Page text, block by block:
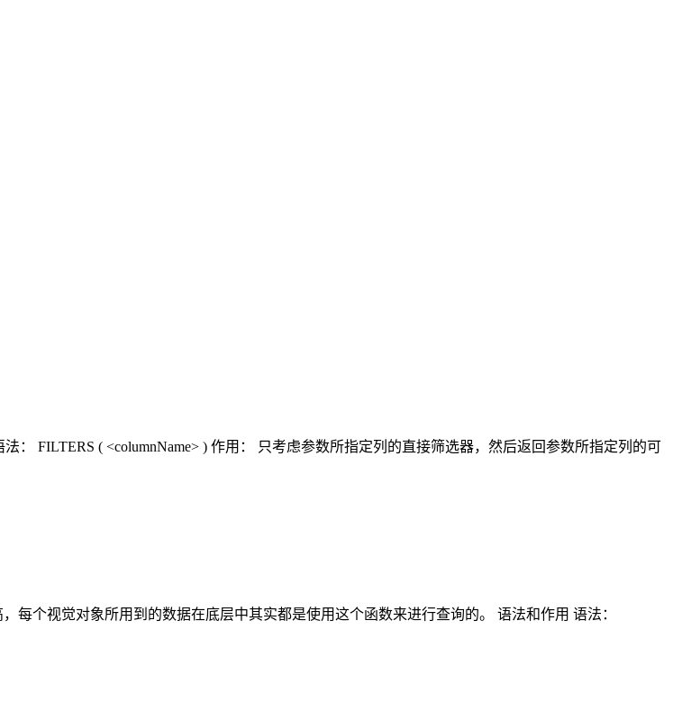
FILTERS ( <columnName> ) 作用： 只考虑参数所指定列的直接筛选器，然后返回参数所指定列的可
个视觉对象所用到的数据在底层中其实都是使用这个函数来进行查询的。 语法和作用 语法：